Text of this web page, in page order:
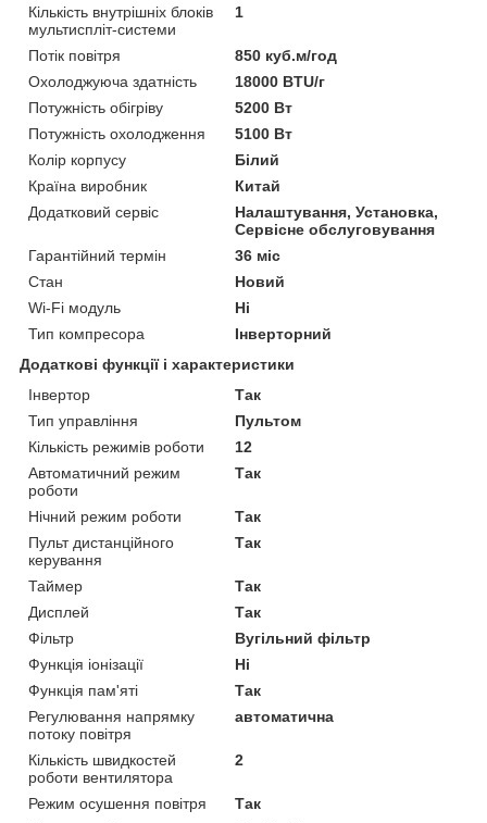
Кількість внутрішніх блоків
мультиспліт-системи
1
Потік повітря
850 куб.м/год
Охолоджуюча здатність
18000 BTU/г
Потужність обігріву
5200 Вт
Потужність охолодження
5100 Вт
Колір корпусу
Білий
Країна виробник
Китай
Додатковий сервіс
Налаштування, Установка,
Сервісне обслуговування
Гарантійний термін
36 міс
Стан
Новий
Wi-Fi модуль
Ні
Тип компресора
Інверторний
Додаткові функції і характеристики
Інвертор
Так
Тип управління
Пультом
Кількість режимів роботи
12
Автоматичний режим
роботи
Так
Нічний режим роботи
Так
Пульт дистанційного
керування
Так
Таймер
Так
Дисплей
Так
Фільтр
Вугільний фільтр
Функція іонізації
Ні
Функція пам'яті
Так
Регулювання напрямку
потоку повітря
автоматична
Кількість швидкостей
роботи вентилятора
2
Режим осушення повітря
Так